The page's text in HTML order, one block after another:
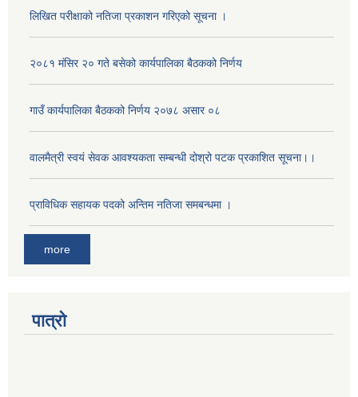
लिखित परीक्षाको नतिजा प्रकाशन गरिएको सूचना ।
२०८१ मंसिर २० गते बसेको कार्यपालिका बैठकको निर्णय
गाउँ कार्यपालिका बैठकको निर्णय २०७८ असार ०८
वालमैत्री स्वय‌ं सेवक आवश्यकता सम्बन्धी दोश्रो पटक प्रकाशित सूचना।।
प्राविधिक सहायक पदको अन्तिम नतिजा समबन्धमा ।
more
पात्रो